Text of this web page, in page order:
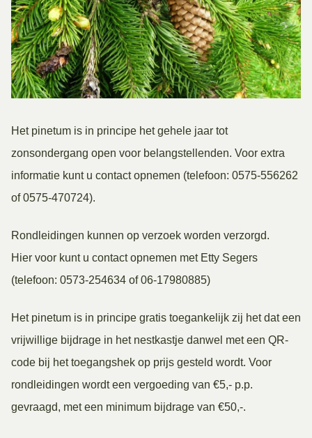
Het pinetum is in principe het gehele jaar tot
zonsondergang open voor belangstellenden. Voor extra
informatie kunt u contact opnemen (telefoon: 0575-556262
of 0575-470724).
Rondleidingen kunnen op verzoek worden verzorgd.
Hier voor kunt u contact opnemen met Etty Segers
(telefoon: 0573-254634 of 06-17980885)
Het pinetum is in principe gratis toegankelijk zij het dat een
vrijwillige bijdrage in het nestkastje danwel met een QR-
code bij het toegangshek op prijs gesteld wordt. Voor
rondleidingen wordt een vergoeding van €5,- p.p.
gevraagd, met een minimum bijdrage van €50,-.